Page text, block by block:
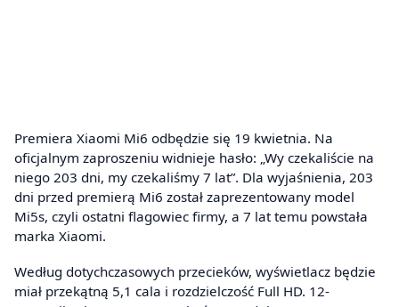
Premiera Xiaomi Mi6 odbędzie się 19 kwietnia. Na
oficjalnym zaproszeniu widnieje hasło: „Wy czekaliście na
niego 203 dni, my czekaliśmy 7 lat”. Dla wyjaśnienia, 203
dni przed premierą Mi6 został zaprezentowany model
Mi5s, czyli ostatni flagowiec firmy, a 7 lat temu powstała
marka Xiaomi.
Według dotychczasowych przecieków, wyświetlacz będzie
miał przekątną 5,1 cala i rozdzielczość Full HD. 12-